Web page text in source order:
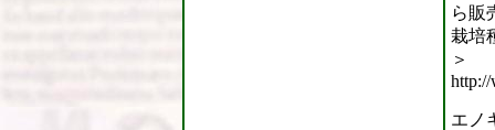
ら販
栽培
＞
http://
エノ